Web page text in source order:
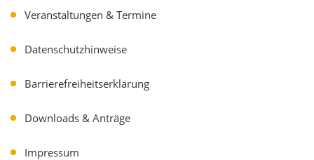
Veranstaltungen & Termine
Datenschutzhinweise
Barrierefreiheitserklärung
Downloads & Anträge
Impressum